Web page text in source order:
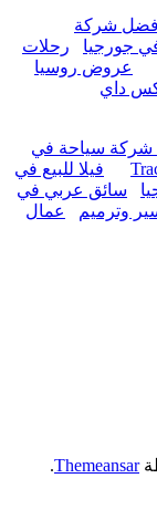
أفضل شركة
جورجيا
رحلات
عروض روسيا
داي
شركة سياحة في
فيلا للبيع في
سائق عربي في
وترميم
عمال
Themeansar
.